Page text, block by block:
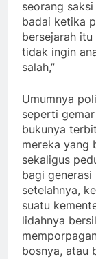
seorang
badai ketika
bersejarah
tidak ingin
salah,”
Umumnya
seperti
bukunya
mereka yang
sekaligus
bagi generasi
setelahnya,
suatu
lidahnya
bosnya, atau